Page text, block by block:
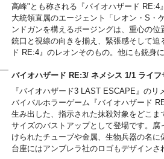
高峰"とも称される『バイオハザード RE:4
大統領直属のエージェント「レオン・S・
ンドガンを構えるポージングは、重心の
銃口と視線の向きを揃え、緊張感そして
ド RE:4』のレオンそのもの。他にも銃身
れています。特製ベースは、狂気が潜むヨ
団の紋章や青の依頼書、弾丸ケースなど
コンバットナイフを構えた両腕も付属し
がえります。
バイオハザード RE:3/ ネメシス 1/1 ラ
『バイオハザード3 LAST ESCAPE』の
バイバルホラーゲーム『バイオハザード
生み出した、指示された抹殺対象をどこ
サイズのバストアップとして登場です。
けられたチューブや金属、生物兵器の名に
台座にはアンブレラ社のロゴもデザインさ